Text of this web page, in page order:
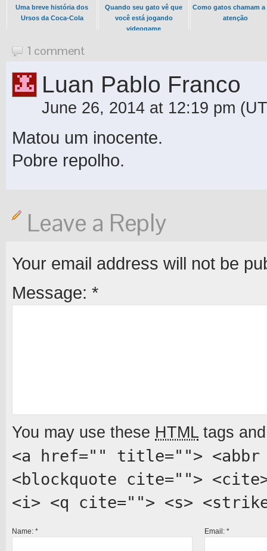
Uma breve história dos
Ursos da Coca-Cola
Quando seu gato vê que
você está jogando
videogame
Como gatos chamam a
atenção
1 comment
Luan Pablo Franco
June 26, 2014 at 12:19 pm
Matou um inocente.
Pobre repolho.
Leave a Reply
Your email address will not be
Message: *
You may use these HTMLtags
<a href="" title="">
<blockquote cite="">
<i> <q cite=""> <s>
Name: * Email:*